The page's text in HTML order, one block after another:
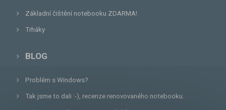
Základní čištění notebooku ZDARMA!
Trháky
BLOG
Problém s Windows?
Tak jsme to dali :-), recenze renovovaného notebooku.